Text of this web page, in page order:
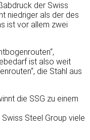
der Swiss
niedriger als der des
ist vor allem zwei
ist also weit
die Stahl aus
die SSG zu einem
Swiss Steel Group viele